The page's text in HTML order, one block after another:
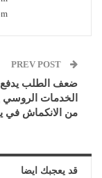
ضعف الطلب
الخدمات الروسي
من الانكماش في
قد يعجبك ايضا